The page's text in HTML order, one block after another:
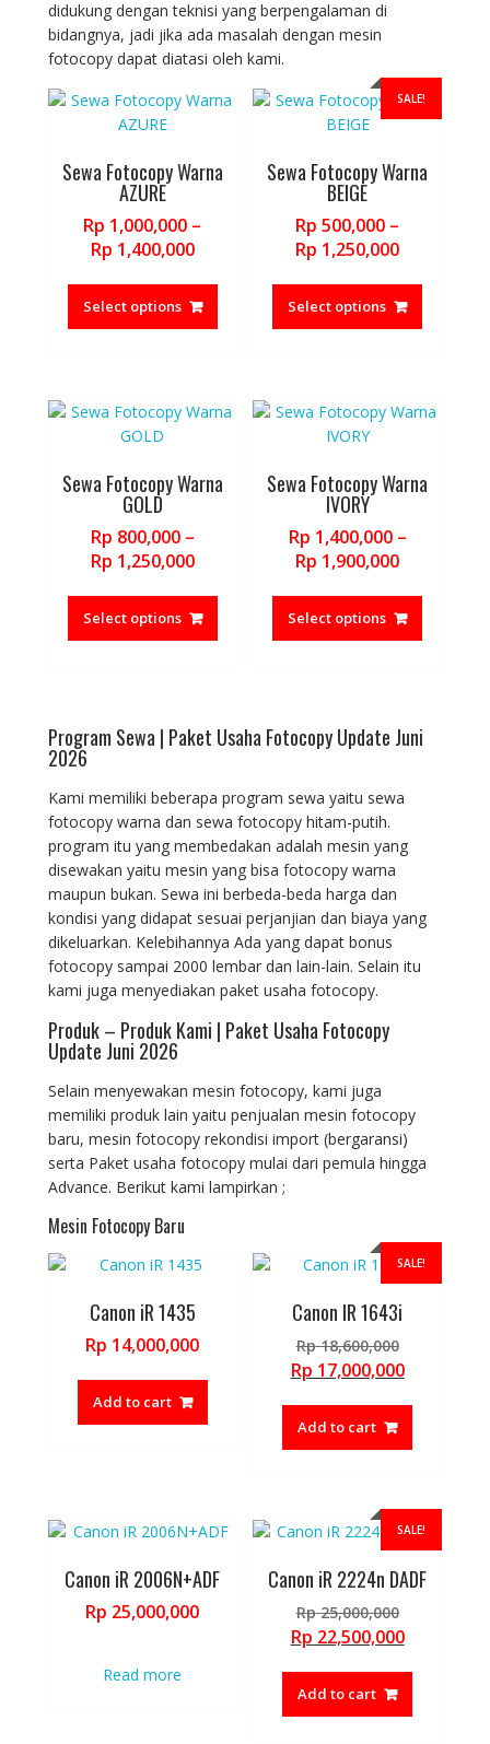
be
chosen
on
product
the
product
didukung dengan teknisi yang berpengalaman di
bidangnya, jadi jika ada masalah dengan mesin
fotocopy dapat diatasi oleh kami.
Sewa Fotocopy Warna
AZURE
Rp 1,000,000 –
Rp 1,400,000Price
Rp 1,000,000
through
Select options
This
has
options
chosen
page
SALE!
Sewa Fotocopy Warna
BEIGE
Rp 500,000 –
Rp 1,250,000Price
Rp 500,000
through
Select options
This
has
options
chosen
page
Sewa Fotocopy Warna
GOLD
Rp 800,000 –
Rp 1,250,000Price
Rp 800,000
through
Select options
This
has
options
chosen
on
the
product
page
Sewa Fotocopy Warna
IVORY
Rp 1,400,000 –
Rp 1,900,000Price
Rp
through
Select options
This
has
options
Program Sewa | Paket Usaha Fotocopy Update Juni
2026
Kami memiliki beberapa program sewa yaitu sewa
fotocopy warna dan sewa fotocopy hitam-putih.
program itu yang membedakan adalah mesin yang
disewakan yaitu mesin yang bisa fotocopy warna
maupun bukan. Sewa ini berbeda-beda harga dan
kondisi yang didapat sesuai perjanjian dan biaya yang
dikeluarkan. Kelebihannya Ada yang dapat bonus
fotocopy sampai 2000 lembar dan lain-lain. Selain itu
kami juga menyediakan paket usaha fotocopy.
Produk – Produk Kami | Paket Usaha Fotocopy
Update Juni 2026
Selain menyewakan mesin fotocopy, kami juga
memiliki produk lain yaitu penjualan mesin fotocopy
baru, mesin fotocopy rekondisi import (bergaransi)
serta Paket usaha fotocopy mulai dari pemula hingga
Advance. Berikut kami lampirkan ;
Mesin Fotocopy Baru
Canon iR 1435
Rp 14,000,000
Add to cart
SALE!
Canon IR 1643i
Rp18,600,000Original
price
Rp 17,000,000Current
Add to cart
Canon iR 2006N+ADF
Rp 25,000,000
Read more
SALE!
Canon iR 2224n DADF
Rp25,000,000Original
price
Rp 22,500,000Current
Add to cart